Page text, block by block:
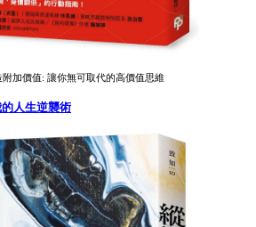
加價值: 讓你無可取代的高價值思維
人生逆襲術